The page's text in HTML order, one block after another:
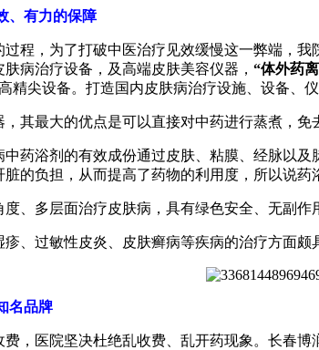
、有力的保障
程，为了打破中医治疗见效缓慢这一弊端，
病治疗设备，及高端皮肤美容仪器， “体外药
精尖设备。打造国内皮肤病治疗设施、设备、
其最大的优点是可以直接对中药进行蒸煮，免
中药浴剂的有效成份通过皮肤、粘膜、经脉以
的负担，从而提高了药物的利用度，所以说药
、多层面治疗皮肤病，具有绿色安全、无副作
疹、过敏性皮炎、皮肤癣病等疾病的治疗方面
名品牌
，医院坚决杜绝乱收费、乱开药现象。长春